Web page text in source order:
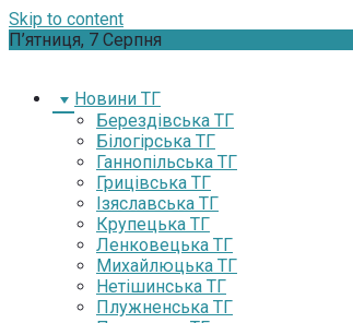
Skip to content
П’ятниця, 7 Серпня
Новини ТГ
Берездівська ТГ
Білогірська ТГ
Ганнопільська ТГ
Грицівська ТГ
Ізяславська ТГ
Крупецька ТГ
Ленковецька ТГ
Михайлюцька ТГ
Нетішинська ТГ
Плужненська ТГ